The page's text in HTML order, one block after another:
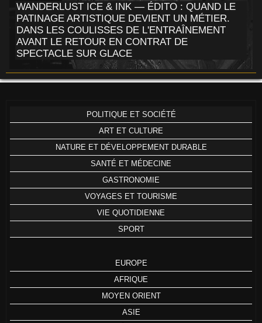
WANDERLUST ICE & INK — ÉDITO : QUAND LE
PATINAGE ARTISTIQUE DEVIENT UN MÉTIER.
DANS LES COULISSES DE L'ENTRAÎNEMENT
AVANT LE RETOUR EN CONTRAT DE
SPECTACLE SUR GLACE
POLITIQUE ET SOCIÉTÉ
ART ET CULTURE
NATURE ET DÉVELOPPEMENT DURABLE
SANTÉ ET MÉDECINE
GASTRONOMIE
VOYAGES ET TOURISME
VIE QUOTIDIENNE
SPORT
EUROPE
AFRIQUE
MOYEN ORIENT
ASIE